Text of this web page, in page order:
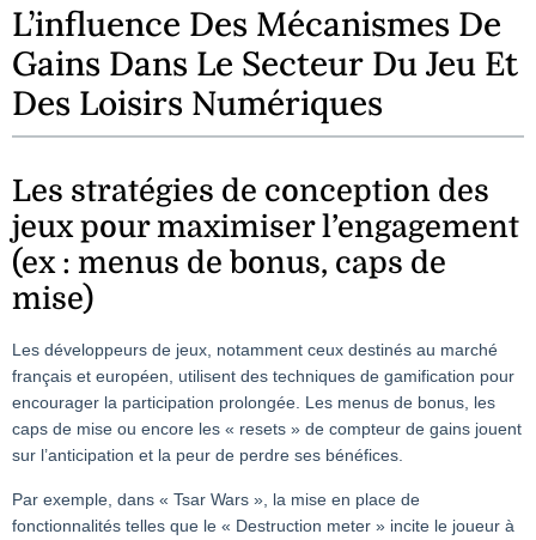
L’influence Des Mécanismes De
Gains Dans Le Secteur Du Jeu Et
Des Loisirs Numériques
Les stratégies de conception des
jeux pour maximiser l’engagement
(ex : menus de bonus, caps de
mise)
Les développeurs de jeux, notamment ceux destinés au marché
français et européen, utilisent des techniques de gamification pour
encourager la participation prolongée. Les menus de bonus, les
caps de mise ou encore les « resets » de compteur de gains jouent
sur l’anticipation et la peur de perdre ses bénéfices.
Par exemple, dans « Tsar Wars », la mise en place de
fonctionnalités telles que le « Destruction meter » incite le joueur à